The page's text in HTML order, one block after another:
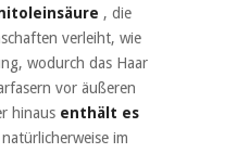
, die
verleiht, wie
wodurch das Haar
vor äußeren
hinaus enthält es
im